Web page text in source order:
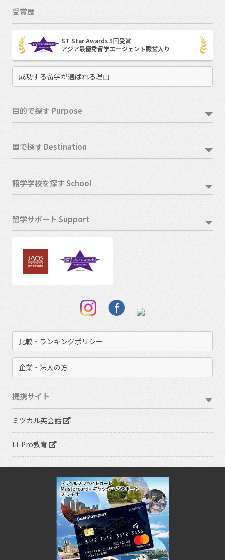
受賞歴
ST Star Awards 5回受賞
アジア最優秀留学エージェント殿堂入り
成功する留学が選ばれる理由
目的で探す Purpose
国で探す Destination
語学学校を探す School
留学サポート Support
比較・ランキングポリシー
企業・法人の方
提携サイト
ミツカル英会話
Li-Pro教育